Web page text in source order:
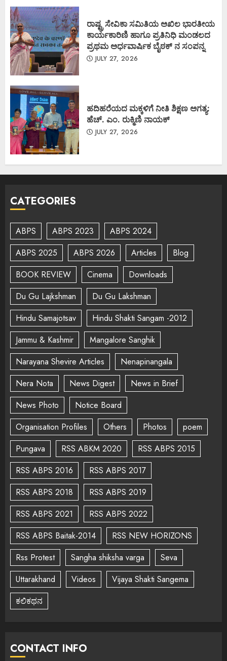
ರಾಷ್ಟ್ರ ಸೇವಿಕಾ ಸಮಿತಿಯ ಅಖಿಲ ಭಾರತೀಯ
ಕಾರ್ಯಕಾರಿಣಿ ಹಾಗೂ ಪ್ರತಿನಿಧಿ ಮಂಡಲದ
ಪ್ರಥಮ ಅರ್ಧವಾರ್ಷಿಕ ಬೈಠಕ್ ನ ಸಂಪನ್ನ
JULY 27, 2026
ಹದಿಹರೆಯದ ಮಕ್ಕಳಿಗೆ ನೀತಿ ಶಿಕ್ಷಣ ಅಗತ್ಯ:
ಹೆಚ್. ಎಂ. ರುಕ್ಮಿಣಿ ನಾಯಕ್
JULY 27, 2026
CATEGORIES
ABPS ABPS 2023
ABPS 2024
ABPS 2025
ABPS 2026 Articles
Blog
BOOK REVIEW
Cinema
Downloads
Du Gu Lajkshman
Du Gu Lakshman
Hindu Samajotsav
Hindu Shakti Sangam -2012
Jammu & Kashmir
Mangalore Sanghik
Narayana Shevire Articles
Nenapinangala
Nera Nota
News Digest
News in Brief
News Photo
Notice Board
Organisation Profiles
Others Photos
poem
Pungava
RSS ABKM 2020
RSS ABPS 2015
RSS ABPS 2016
RSS ABPS 2017
RSS ABPS 2018
RSS ABPS 2019
RSS ABPS 2021
RSS ABPS 2022
RSS ABPS Baitak-2014
RSS NEW HORIZONS
Rss Protest
Sangha shiksha varga
Seva
Uttarakhand
Videos
Vijaya Shakti Sangema
ಕಲಿಕಥನ
CONTACT INFO